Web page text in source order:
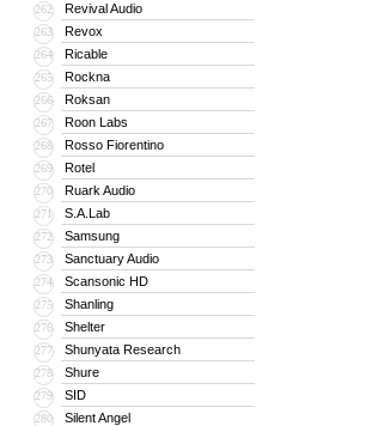
262 Revival Audio
263 Revox
264 Ricable
265 Rockna
266 Roksan
267 Roon Labs
268 Rosso Fiorentino
269 Rotel
270 Ruark Audio
271 S.A.Lab
272 Samsung
273 Sanctuary Audio
274 Scansonic HD
275 Shanling
276 Shelter
277 Shunyata Research
278 Shure
279 SID
280 Silent Angel